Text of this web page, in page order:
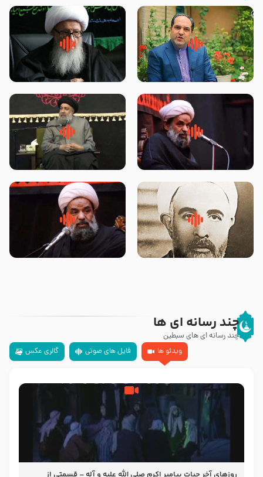
پیامبر صلی الله علیه وآله و سلم
فرمودند وای بر بچه های آخر
زوّار اربعین امام حسین (علیه
السلام) با این اشتیاق به زیارت
روضه جانسوز پاره های جگر امام
حسن مجتبی علیه السلام-حجت
لقب حضرت رقیه سلام الله علیها به
چه معناست – حجت الاسلام علوی
روضه‌ی مجلس یزید ملعون و
اسارت اهل‌بیت علیهم‌السلام –
سلام جوانی که امام حسین علیه
السلام خودش جوابش را دادند
چند رسانه ای ها
چند رسانه ای های سبطین
ویدئو ها
فایل های صوتی گالری عکس
روزهای آخر حیات پیامبر اکرم صلی الله علیه و آله – قسمتی از